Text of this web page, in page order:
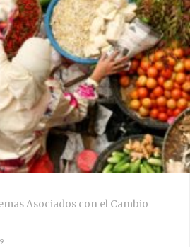
Asociados con el Cambio